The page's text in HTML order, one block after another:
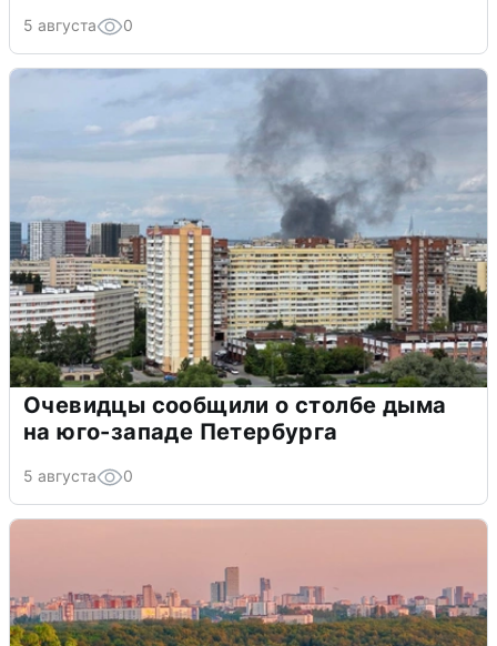
5 августа 0
Очевидцы сообщили о столбе дыма
на юго-западе Петербурга
5 августа 0